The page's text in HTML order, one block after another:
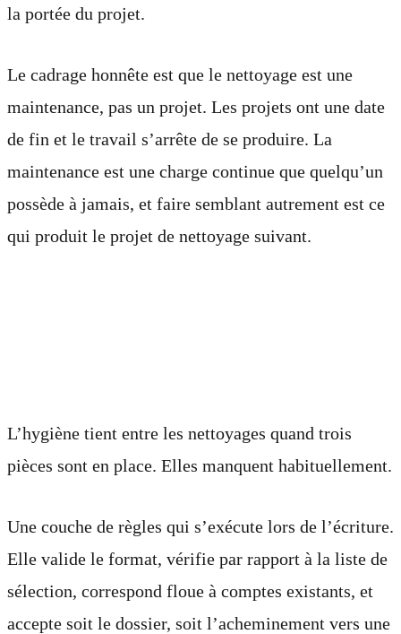
la portée du projet.
Le cadrage honnête est que le nettoyage est une
maintenance, pas un projet. Les projets ont une date
de fin et le travail s’arrête de se produire. La
maintenance est une charge continue que quelqu’un
possède à jamais, et faire semblant autrement est ce
qui produit le projet de nettoyage suivant.
L’hygiène tient entre les nettoyages quand trois
pièces sont en place. Elles manquent habituellement.
Une couche de règles qui s’exécute lors de l’écriture.
Elle valide le format, vérifie par rapport à la liste de
sélection, correspond floue à comptes existants, et
accepte soit le dossier, soit l’acheminement vers une